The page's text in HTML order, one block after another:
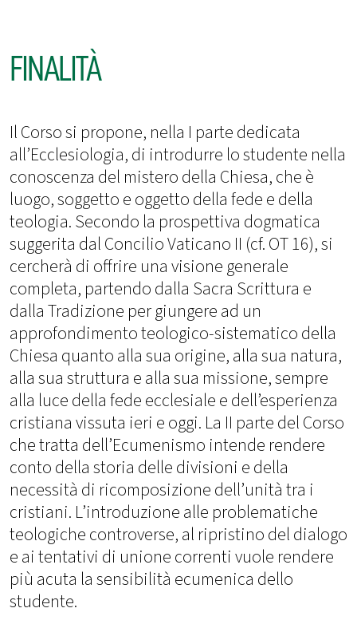
FINALITÀ
Il Corso si propone, nella I parte dedicata
all’Ecclesiologia, di introdurre lo studente nella
conoscenza del mistero della Chiesa, che è
luogo, soggetto e oggetto della fede e della
teologia. Secondo la prospettiva dogmatica
suggerita dal Concilio Vaticano II (cf. OT 16), si
cercherà di offrire una visione generale
completa, partendo dalla Sacra Scrittura e
dalla Tradizione per giungere ad un
approfondimento teologico-sistematico della
Chiesa quanto alla sua origine, alla sua natura,
alla sua struttura e alla sua missione, sempre
alla luce della fede ecclesiale e dell’esperienza
cristiana vissuta ieri e oggi. La II parte del Corso
che tratta dell’Ecumenismo intende rendere
conto della storia delle divisioni e della
necessità di ricomposizione dell’unità tra i
cristiani. L’introduzione alle problematiche
teologiche controverse, al ripristino del dialogo
e ai tentativi di unione correnti vuole rendere
più acuta la sensibilità ecumenica dello
studente.